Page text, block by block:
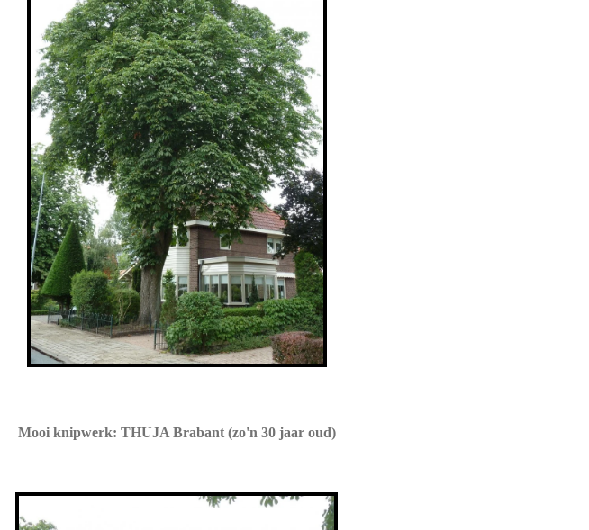
Mooi knipwerk: THUJA Brabant (zo'n 30 jaar oud)